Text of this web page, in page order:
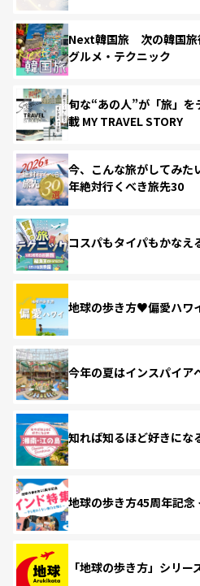
Next韓国旅 次の韓国旅
グルメ・テクニック
旬な“あの人”が「旅」
載 MY TRAVEL STORY
今、こんな旅がしてみた
年絶対行くべき旅先30
コスパもタイパもかなえ
地球の歩き方♥偏愛ハワ
今年の夏はインスパイア
知れば知るほど好きにな
地球の歩き方45周年記念
「地球の歩き方」シリー